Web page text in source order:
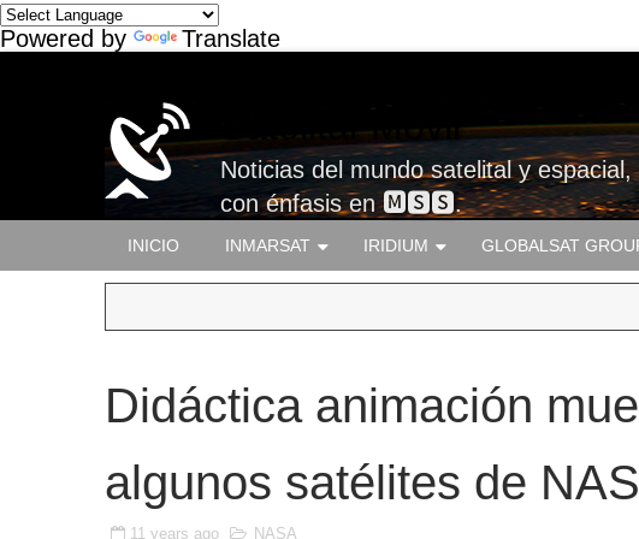
Powered by Translate
Satelital-Móvil
Noticias del mundo satelital y espacial,
con énfasis en 🅼🆂🆂.
INICIO INMARSAT IRIDIUM GLOBALSAT
Didáctica animación
algunos satélites de
11 years ago NASA